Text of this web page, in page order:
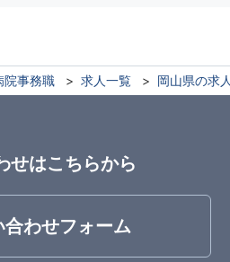
院事務職 求人一覧 岡山県の求
せはこちらから
合わせフォーム